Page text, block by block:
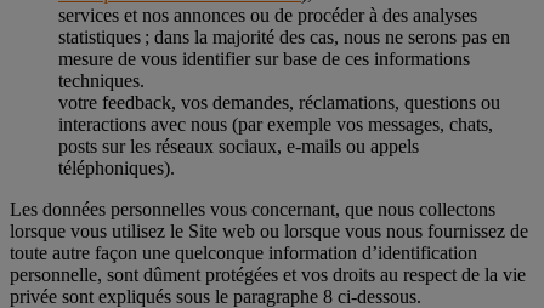
services et nos annonces ou de procéder à des analyses
statistiques ; dans la majorité des cas, nous ne serons pas en
mesure de vous identifier sur base de ces informations
techniques.
votre feedback, vos demandes, réclamations, questions ou
interactions avec nous (par exemple vos messages, chats,
posts sur les réseaux sociaux, e-mails ou appels
téléphoniques).
Les données personnelles vous concernant, que nous collectons
lorsque vous utilisez le Site web ou lorsque vous nous fournissez de
toute autre façon une quelconque information d’identification
personnelle, sont dûment protégées et vos droits au respect de la vie
privée sont expliqués sous le paragraphe 8 ci-dessous.